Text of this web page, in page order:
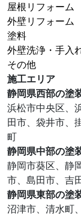
屋根リフォーム
外壁リフォーム
塗料
外壁洗浄・手入
その他
施工エリア
静岡県西部の塗
浜松市中央区、
田市、袋井市、
町
静岡県中部の塗
静岡市葵区、静
市、島田市、吉
静岡県東部の塗
沼津市、清水町